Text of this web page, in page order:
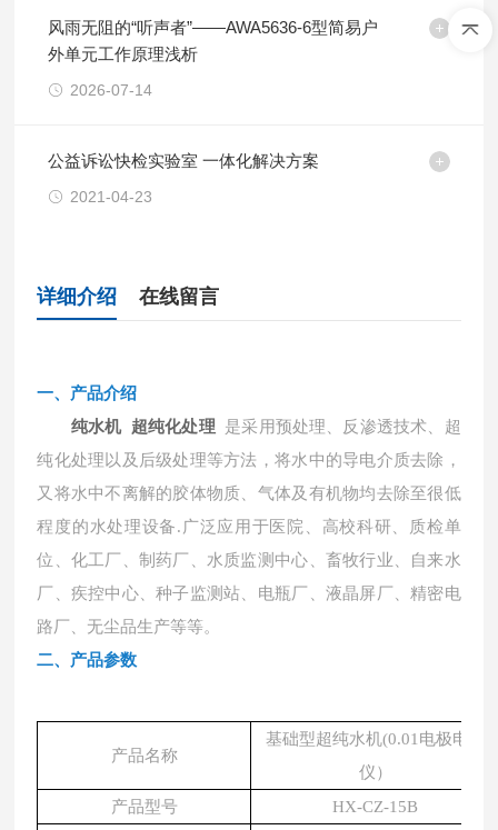
风雨无阻的“听声者”——AWA5636-6型简易户
外单元工作原理浅析
2026-07-14
公益诉讼快检实验室 一体化解决方案
2021-04-23
详细介绍 在线留言
一、产品介绍
纯水机 超纯化处理
是采用预处理、反渗透技术、超
纯化处理以及后级处理等方法，将水中的导电介质去除，
又将水中不离解的胶体物质、气体及有机物均去除至很低
程度的水处理设备.广泛应用于医院、高校科研、质检单
位、化工厂、制药厂、水质监测中心、畜牧行业、自来水
厂、疾控中心、种子监测站、电瓶厂、液晶屏厂、精密电
路厂、无尘品生产等等。
二、 产品参数
产品名称
基础型超纯水机(0.01电极电阻
仪）
产品型号
HX-CZ-15B